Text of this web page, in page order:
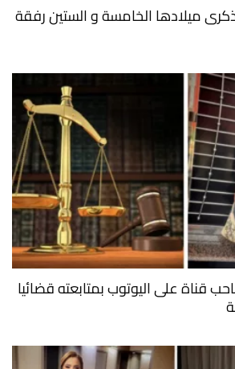
ميلادها الخامسة و الستين رفقة
قناة على اليوتوب بمتابعته قضائيا